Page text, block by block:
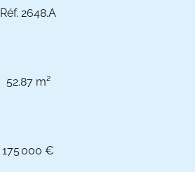
Réf. 2648.A
52.87 m²
175 000 €